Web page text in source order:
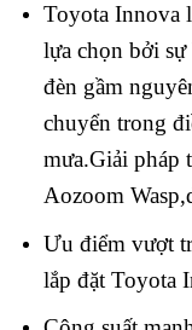
Toyota Innova
lựa chọn bởi
đèn gầm
chuyển trong
mưa.Giải pháp
Aozoom
Ưu điểm vượt
lắp đặt Toyota